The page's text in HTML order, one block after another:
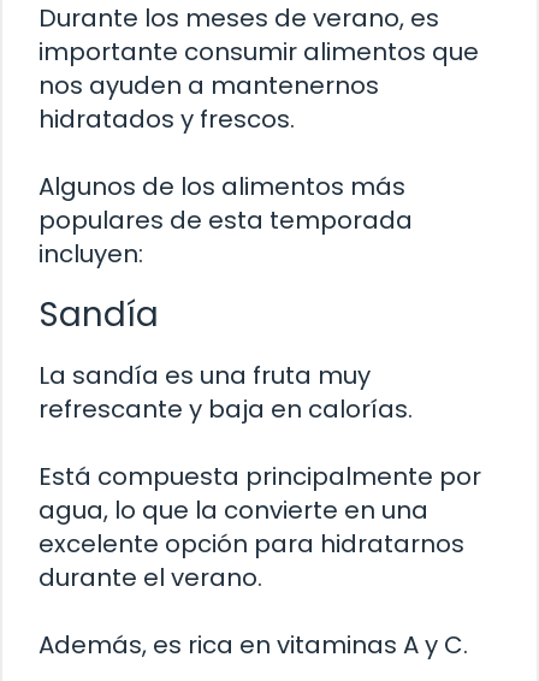
Durante los meses de verano, es
importante consumir alimentos que
nos ayuden a mantenernos
hidratados y frescos.
Algunos de los alimentos más
populares de esta temporada
incluyen:
Sandía
La sandía es una fruta muy
refrescante y baja en calorías.
Está compuesta principalmente por
agua, lo que la convierte en una
excelente opción para hidratarnos
durante el verano.
Además, es rica en vitaminas A y C.